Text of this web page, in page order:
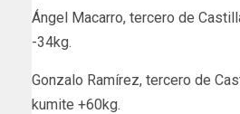
Ángel Macarro, tercero de
-34kg.
Gonzalo Ramírez, tercero de
kumite +60kg.